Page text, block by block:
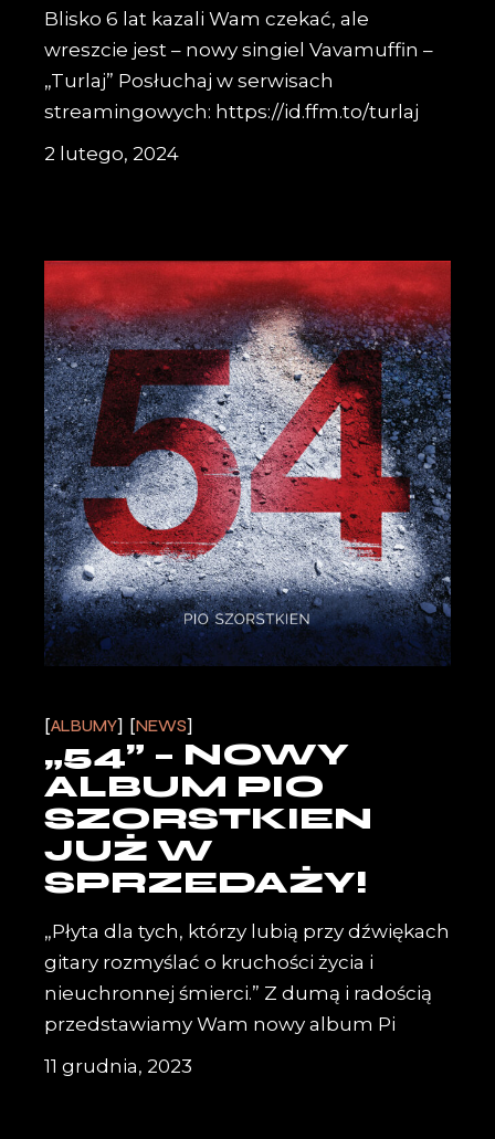
Blisko 6 lat kazali Wam czekać, ale
wreszcie jest – nowy singiel Vavamuffin –
„Turlaj” Posłuchaj w serwisach
streamingowych: https://id.ffm.to/turlaj
2 lutego, 2024
ALBUMY NEWS
„54” – NOWY
ALBUM PIO
SZORSTKIEN
JUŻ W
SPRZEDAŻY!
„Płyta dla tych, którzy lubią przy dźwiękach
gitary rozmyślać o kruchości życia i
nieuchronnej śmierci.” Z dumą i radością
przedstawiamy Wam nowy album Pi
11 grudnia, 2023